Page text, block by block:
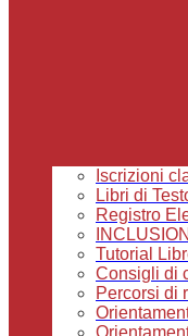
Iscrizioni
Libri di
Registro
Tutorial
Consigli di
Percorsi di